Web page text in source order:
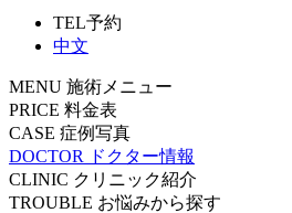
TEL予約
中文
MENU 施術メニュー
PRICE 料金表
CASE 症例写真
DOCTOR
ドクター情報
CLINIC クリニック紹介
TROUBLE お悩みから探す